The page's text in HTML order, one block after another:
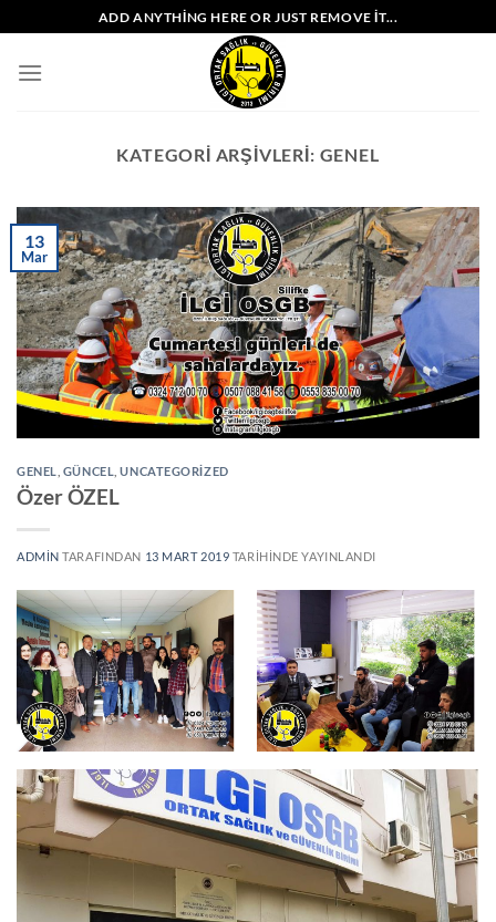
atla
ADD ANYTHING HERE OR JUST REMOVE IT...
KATEGORI ARŞIVLERI: GENEL
13
Mar
GENEL GÜNCEL ,UNCATEGORIZED
Özer ÖZEL
ADMIN TARAFINDAN 13 MART 2019 TARIHINDE YAYINLANDI